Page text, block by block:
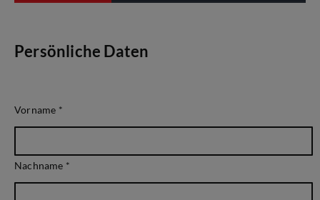
Persönliche Daten
Vorname *
Nachname *